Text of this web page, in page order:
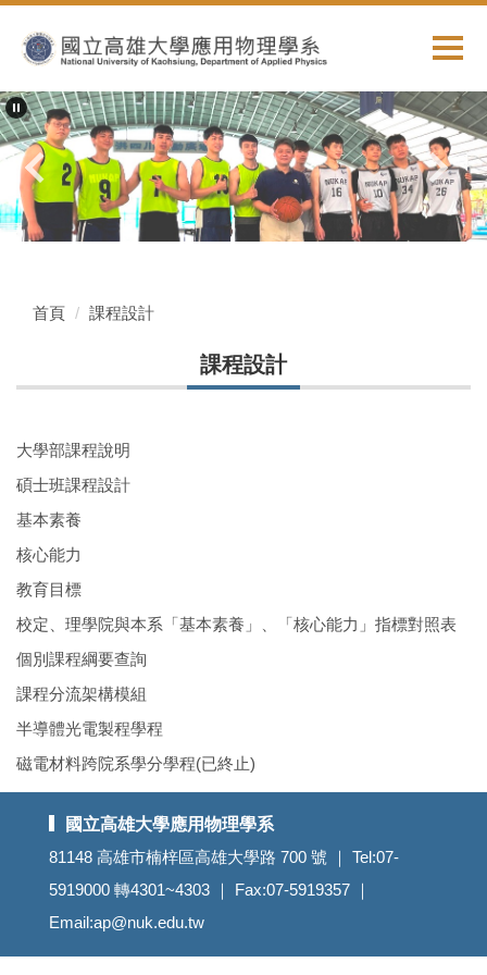
到
要
內
容
區
首頁 課程設計
課程設計
大學部課程說明
碩士班課程設計
基本素養
核心能力
教育目標
校定、理學院與本系「基本素養」、「核心能力」指標對照表
個別課程綱要查詢
課程分流架構模組
半導體光電製程學程
磁電材料跨院系學分學程(已終止)
國立高雄大學應用物理學系
81148 高雄市楠梓區高雄大學路 700 號 ｜ Tel:07-
5919000 轉4301~4303 ｜ Fax:07-5919357 ｜
Email:ap@nuk.edu.tw